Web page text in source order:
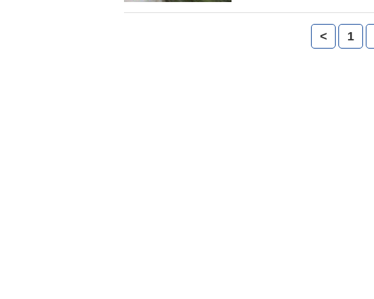
王和夫婿將打破皇室慣例
花費約為1千萬英鎊。
< 1